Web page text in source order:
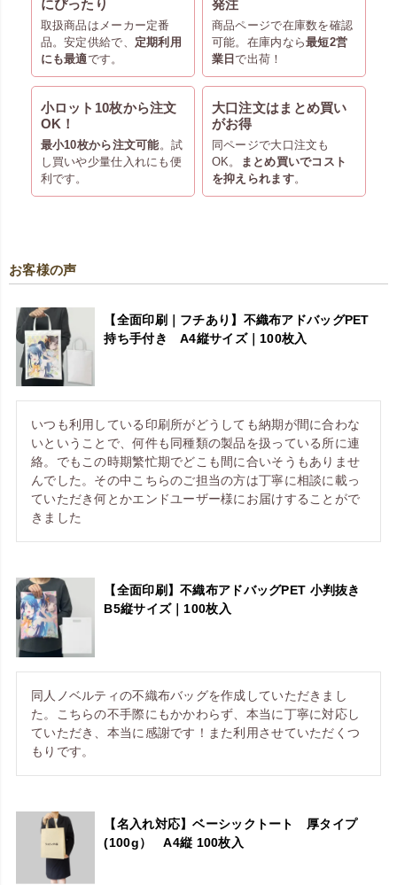
にぴったり
取扱商品はメーカー定番
品。安定供給で、 定期利用
にも最適です。
発注
商品ページで在庫数を確認
可能。在庫内なら最短2営
業日で出荷！
小ロット10枚から注文
OK！
最小10枚から注文可能 。試
し買いや少量仕入れにも便
利です。
大口注文はまとめ買い
がお得
同ページで大口注文も
OK。
まとめ買いでコスト
を抑えられます。
お客様の声
【全面印刷｜フチあり】不織布アドバッグPET
持ち手付き A4縦サイズ｜100枚入
いつも利用している印刷所がどうしても納期が間に合わな
いということで、何件も同種類の製品を扱っている所に連
絡。でもこの時期繁忙期でどこも間に合いそうもありませ
んでした。その中こちらのご担当の方は丁寧に相談に載っ
ていただき何とかエンドユーザー様にお届けすることがで
【全面印刷】不織布アドバッグPET 小判抜き
B5縦サイズ｜100枚入
同人ノベルティの不織布バッグを作成していただきまし
た。こちらの不手際にもかかわらず、本当に丁寧に対応し
ていただき、本当に感謝です！また利用させていただくつ
もりです。
【名入れ対応】ベーシックトート 厚タイプ
(100g） A4縦 100枚入